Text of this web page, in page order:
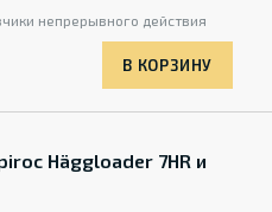
непрерывного действия
В КОРЗИНУ
Häggloader 7HR и